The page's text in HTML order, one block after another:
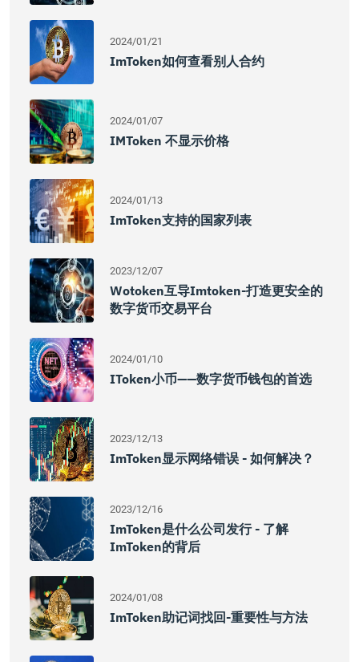
2024/01/21
ImToken如何查看别人合约
2024/01/07
IMToken 不显示价格
2024/01/13
ImToken支持的国家列表
2023/12/07
Wotoken互导imtoken-打造更安全的
数字货币交易平台
2024/01/10
IToken小币——数字货币钱包的首选
2023/12/13
ImToken显示网络错误 - 如何解决？
2023/12/16
ImToken是什么公司发行 - 了解
ImToken的背后
2024/01/08
ImToken助记词找回-重要性与方法